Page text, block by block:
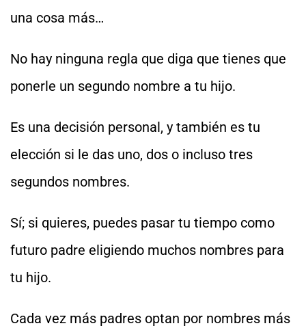
una cosa más…
No hay ninguna regla que diga que tienes que
ponerle un segundo nombre a tu hijo.
Es una decisión personal, y también es tu
elección si le das uno, dos o incluso tres
segundos nombres.
Sí; si quieres, puedes pasar tu tiempo como
futuro padre eligiendo muchos nombres para
tu hijo.
Cada vez más padres optan por nombres más